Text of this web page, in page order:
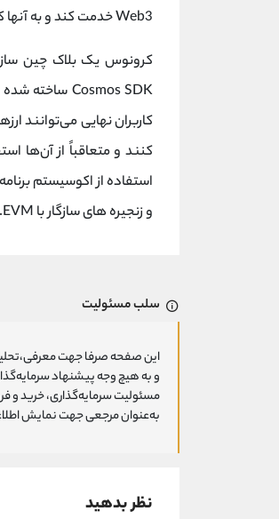
Web3 خدمت کند و به آنها کمک کند تا وعده کامل نگهداری از دارایی های دیجیتال خود را تجربه کنند.
کاربران نهایی می‌توانند
کنند و متعاقباً از آن‌ها
و زنجیره های سازگار با EVM.
سلب مسئولیت
این صفحه صرفا جهت
و به هیچ وجه پیشنهاد
مسئولیت سرمایه‌گذاری، خرید و
به‌عنوان مرجعی جهت نمایش
نظر بدهید